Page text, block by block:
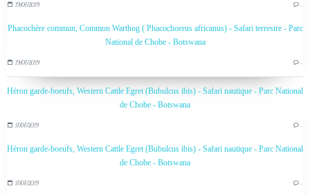
19/07/2019 …
Phacochère commun, Common Warthog ( Phacochoerus africanus) - Safari terrestre - Parc
National de Chobe - Botswana
19/07/2019 …
Héron garde-boeufs, Western Cattle Egret (Bubulcus ibis) - Safari nautique - Parc National
de Chobe - Botswana
17/07/2019 …
Héron garde-boeufs, Western Cattle Egret (Bubulcus ibis) - Safari nautique - Parc National
de Chobe - Botswana
17/07/2019 …